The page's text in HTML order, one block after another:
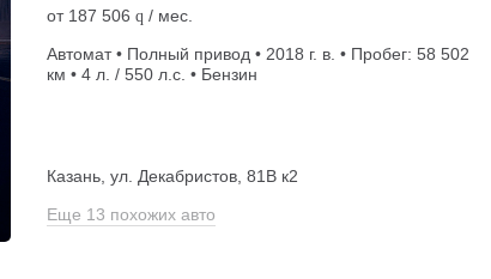
от 187 506 q / мес.
Автомат • Полный привод • 2018 г. в. • Пробег: 58 502
км • 4 л. / 550 л.с. • Бензин
Казань, ул. Декабристов, 81В к2
Еще 13 похожих авто